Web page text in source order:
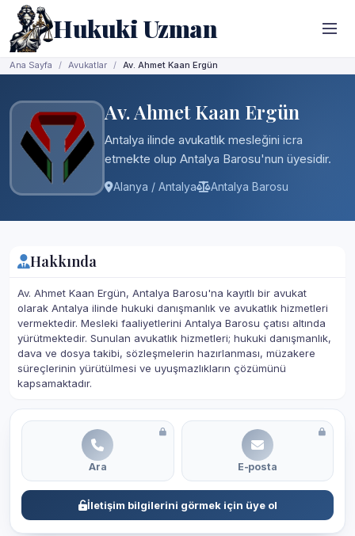
Hukuki Uzman
Ana Sayfa Avukatlar Av. Ahmet Kaan Ergün
Av. Ahmet Kaan Ergün
Antalya ilinde avukatlık mesleğini icra
etmekte olup Antalya Barosu'nun üyesidir.
Alanya / Antalya Antalya Barosu
Hakkında
Av. Ahmet Kaan Ergün, Antalya Barosu'na kayıtlı bir avukat
olarak Antalya ilinde hukuki danışmanlık ve avukatlık hizmetleri
vermektedir. Mesleki faaliyetlerini Antalya Barosu çatısı altında
yürütmektedir. Sunulan avukatlık hizmetleri; hukuki danışmanlık,
dava ve dosya takibi, sözleşmelerin hazırlanması, müzakere
süreçlerinin yürütülmesi ve uyuşmazlıkların çözümünü
kapsamaktadır.
Ara E-posta
İletişim bilgilerini görmek için üye ol